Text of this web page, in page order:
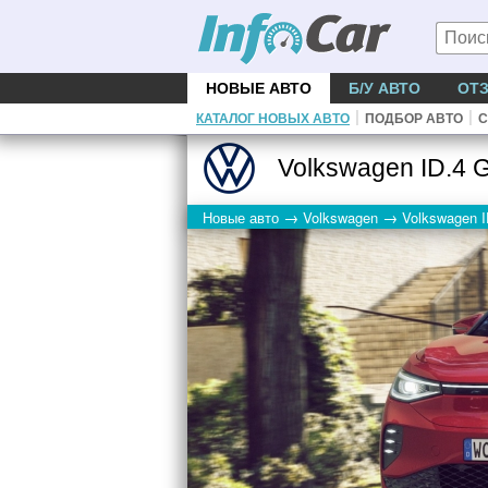
НОВЫЕ АВТО Б/У АВТО
КАТАЛОГ НОВЫХ АВТО | ПОДБОР АВТО |
Volkswagen ID.4
Новые авто → Volkswagen → Volkswagen